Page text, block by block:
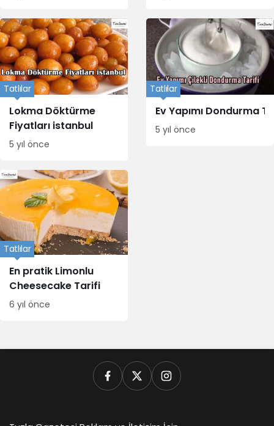
Lokma Döktürme
Fiyatları istanbul
Tatlılar
5 yıl önce
Ev Yapımı Dondurma
Tatlılar
5 yıl önce
En pratik Limonlu
Cheesecake Tarifi
Tatlılar
6 yıl önce